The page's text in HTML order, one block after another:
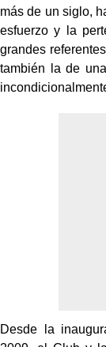
más de un siglo,
esfuerzo y la
grandes
también la de
Desde la